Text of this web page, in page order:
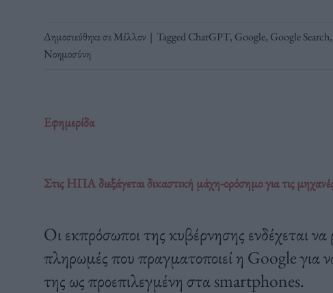
Δημοσιεύθηκε σεΜέλλον | TaggedChatGPT, Google, Google Search,
Νοημοσύνη
Εφημερίδα
Στις ΗΠΑ διεξάγεται δικαστική μάχη-ορόσημο για τις
Οι εκπρόσωποι της κυβέρνησης ενδέχεται να
πληρωμές που πραγματοποιεί η Google για
της ως προεπιλεγμένη στα smartphones.